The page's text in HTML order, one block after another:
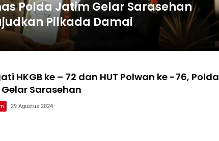
Polda Jatim Gelar Sarasehan
Pilkada Damai
HKGB ke – 72 dan HUT Polwan ke -76, Polda
Sarasehan
29 Agustus 2024